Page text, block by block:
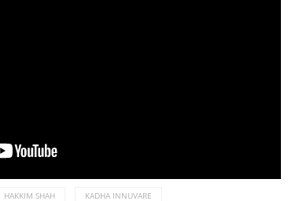
HAKKIM SHAH KADHA INNUVARE